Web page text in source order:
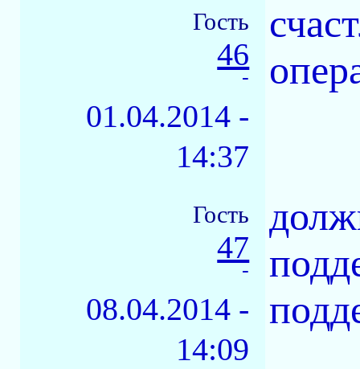
Гость
46
-
01.04.2014 -
14:37
Гость
47
-
08.04.2014 -
14:09